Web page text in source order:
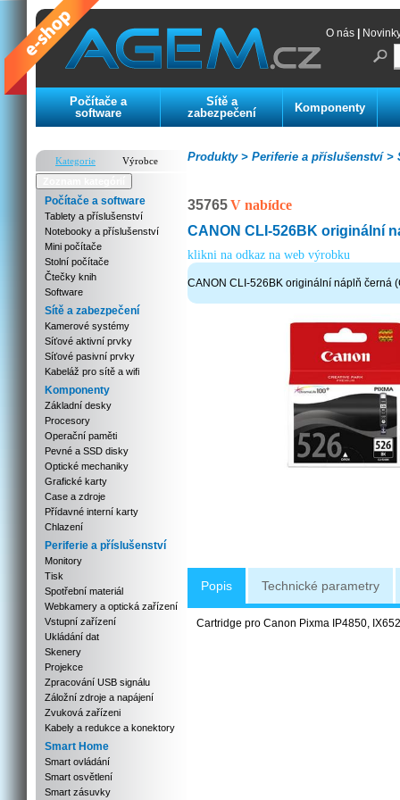
O nás
Počítače a
software
Sítě a
zabezpečení
Komponenty
Kategorie
Výrobce
Počítače a software
Tablety a příslušenství
Notebooky a příslušenství
Mini počítače
Stolní počítače
Čtečky knih
Software
Sítě a zabezpečení
Kamerové systémy
Síťové aktivní prvky
Síťové pasivní prvky
Kabeláž pro sítě a wifi
Komponenty
Základní desky
Procesory
Operační paměti
Pevné a SSD disky
Optické mechaniky
Grafické karty
Case a zdroje
Přídavné interní karty
Chlazení
Periferie a příslušenství
Monitory
Tisk
Spotřební materiál
Webkamery a optická zařízení
Vstupní zařízení
Ukládání dat
Skenery
Projekce
Zpracování USB signálu
Záložní zdroje a napájení
Zvuková zařízeni
Kabely a redukce a konektory
Smart Home
Smart ovládání
Smart osvětlení
Smart zásuvky
Periferie a příslušenství >
Produkty >
35765V nabídce
CANON CLI-526BK originální
klikni na odkaz na web výrobku
CANON CLI-526BK originální náplň černá
Popis Technické parametry
Cartridge pro Canon Pixma IP4850,